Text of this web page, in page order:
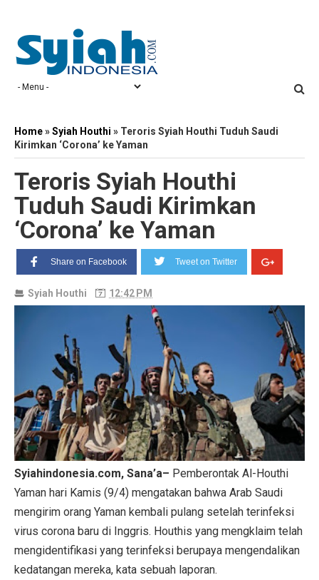
Home»Syiah Houthi » Teroris Syiah Houthi Tuduh Saudi
Kirimkan ‘Corona’ ke Yaman
Teroris Syiah Houthi
Tuduh Saudi Kirimkan
‘Corona’ ke Yaman
Share on Facebook Tweet on Twitter
Syiah Houthi 12:42 PM
Syiahindonesia.com, Sana’a– Pemberontak Al-Houthi
Yaman hari Kamis (9/4) mengatakan bahwa Arab Saudi
mengirim orang Yaman kembali pulang setelah terinfeksi
virus corona baru di Inggris. Houthis yang mengklaim telah
mengidentifikasi yang terinfeksi berupaya mengendalikan
kedatangan mereka, kata sebuah laporan.